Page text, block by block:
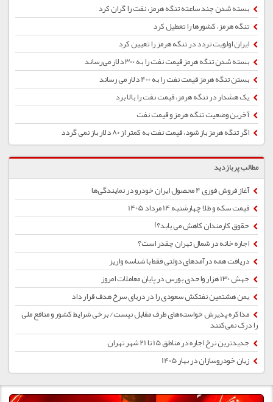
بسته شدن چند ساعته تنگه هرمز، نفت را گران کرد
تنگه هرمز، کشورها را تعطیل کرد
ایران اولویت‌ تردد در تنگه هرمز را تعیین کرد
بسته شدن تنگه هرمز قیمت نفت را به 300 دلار می‌رساند
بستن تنگه هرمز قیمت نفت را به 400 دلار می رساند
یک هشدار در تنگه هرمز، قیمت نفت را بالا برد
آخرین وضعیت تنگه هرمز و قیمت نفت
اگر تنگه هرمز باز شود، قیمت نفت به کمتر از ۸۰ دلار باز نمی گردد
مطالب پربازدید
آغاز فروش فوری 4 محصول ایران خودرو در نمایندگی‌ها
قیمت سکه و طلا چهارشنبه 14 مرداد 1405
حقوق کارمندان کاهش می یابد؟!
اجاره خانه در شمال تهران چقدر است؟
دریافت همه درآمدهای دولتی فقط با شناسه واریز
جهش 130 هزار واحدی بورس در پایان معاملات امروز
یمن هشتمین نفتکش سعودی را در دریای سرخ هدف قرار داد
مذاکره پذیرش خواسته‌های طرف مقابل نیست/ برخی شرایط کشور و منافع ملی
را درک نمی‌کنند
جدیدترین نرخ اجاره در مناطق 15 تا 21 شهر تهران
زیان خودروسازان در بهار 1405